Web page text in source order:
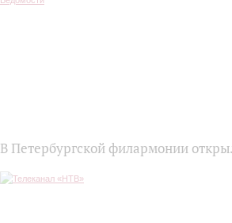
В Петербургской филармонии